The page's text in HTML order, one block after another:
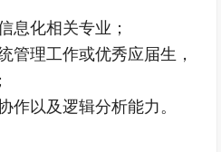
息化相关专业；
管理工作或优秀应届生，
作以及逻辑分析能力。